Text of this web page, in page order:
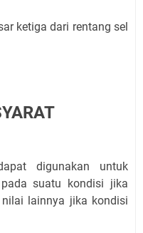
ketiga dari rentang sel
digunakan untuk
suatu kondisi jika
lainnya jika kondisi